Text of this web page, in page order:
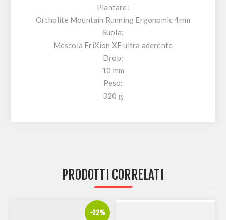
Plantare:
Ortholite Mountain Running Ergonomic 4mm
Suola:
Mescola FriXion XF ultra aderente
Drop:
10 mm
Peso:
320 g
PRODOTTI CORRELATI
-22%